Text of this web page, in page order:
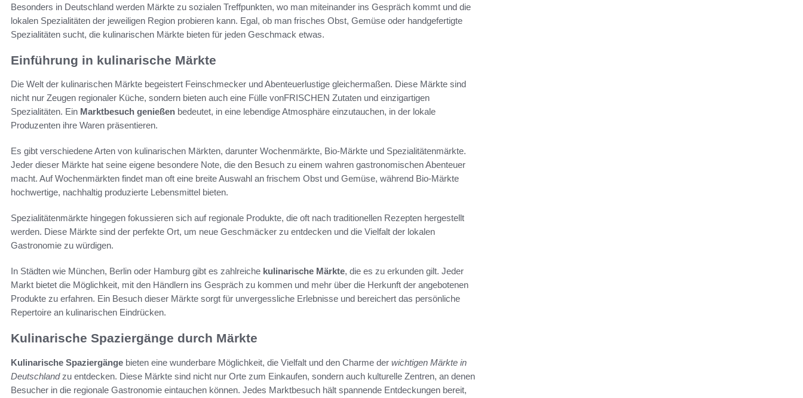
Besonders in Deutschland werden Märkte zu sozialen Treffpunkten, wo man miteinander ins Gespräch kommt und die
lokalen Spezialitäten der jeweiligen Region probieren kann. Egal, ob man frisches Obst, Gemüse oder handgefertigte
Spezialitäten sucht, die kulinarischen Märkte bieten für jeden Geschmack etwas.
Einführung in kulinarische Märkte
Die Welt der kulinarischen Märkte begeistert Feinschmecker und Abenteuerlustige gleichermaßen. Diese Märkte sind
nicht nur Zeugen regionaler Küche, sondern bieten auch eine Fülle vonFRISCHEN Zutaten und einzigartigen
Spezialitäten. Ein Marktbesuch genießen bedeutet, in eine lebendige Atmosphäre einzutauchen, in der lokale
Produzenten ihre Waren präsentieren.
Es gibt verschiedene Arten von kulinarischen Märkten, darunter Wochenmärkte, Bio-Märkte und Spezialitätenmärkte.
Jeder dieser Märkte hat seine eigene besondere Note, die den Besuch zu einem wahren gastronomischen Abenteuer
macht. Auf Wochenmärkten findet man oft eine breite Auswahl an frischem Obst und Gemüse, während Bio-Märkte
hochwertige, nachhaltig produzierte Lebensmittel bieten.
Spezialitätenmärkte hingegen fokussieren sich auf regionale Produkte, die oft nach traditionellen Rezepten hergestellt
werden. Diese Märkte sind der perfekte Ort, um neue Geschmäcker zu entdecken und die Vielfalt der lokalen
Gastronomie zu würdigen.
In Städten wie München, Berlin oder Hamburg gibt es zahlreiche kulinarische Märkte, die es zu erkunden gilt. Jeder
Markt bietet die Möglichkeit, mit den Händlern ins Gespräch zu kommen und mehr über die Herkunft der angebotenen
Produkte zu erfahren. Ein Besuch dieser Märkte sorgt für unvergessliche Erlebnisse und bereichert das persönliche
Repertoire an kulinarischen Eindrücken.
Kulinarische Spaziergänge durch Märkte
Kulinarische Spaziergänge bieten eine wunderbare Möglichkeit, die Vielfalt und den Charme der wichtigen Märkte in
Deutschlandzu entdecken. Diese Märkte sind nicht nur Orte zum Einkaufen, sondern auch kulturelle Zentren, an denen
Besucher in die regionale Gastronomie eintauchen können. Jedes Marktbesuch hält spannende Entdeckungen bereit,